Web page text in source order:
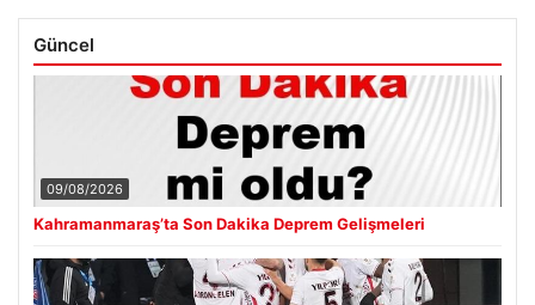
Güncel
09/08/2026
Kahramanmaraş’ta Son Dakika Deprem Gelişmeleri